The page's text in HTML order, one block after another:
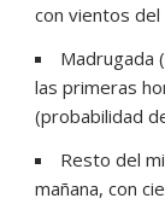
con vientos
Madrugada
las primeras
(probabilidad
Resto del
mañana, con